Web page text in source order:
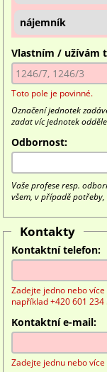
nájemník
Vlastním / užívám
Toto pole je povinné.
Označení jednotek
zadat víc jednotek
Odbornost:
Vaše profese resp.
všem, v případě
Kontakty
Kontaktní telefon:
Zadejte jedno nebo
například +420 601 234
Kontaktní e-mail:
Zadejte jednu nebo